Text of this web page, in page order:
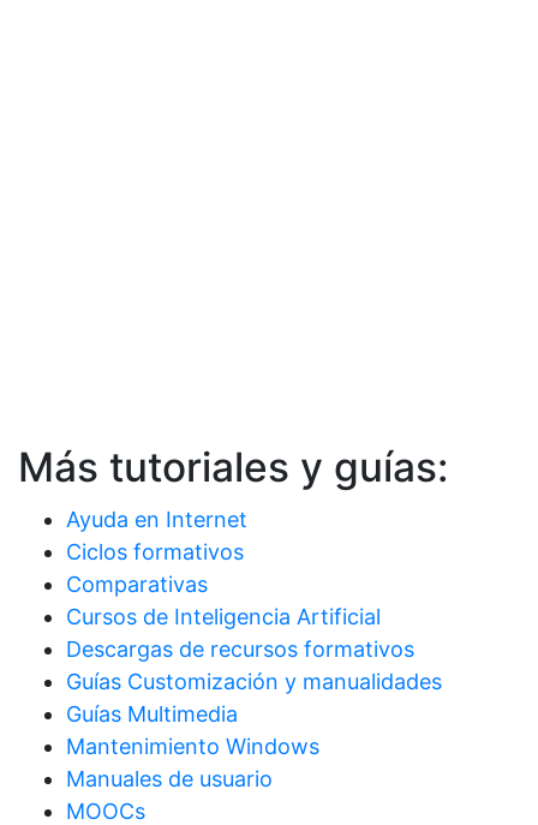
Más tutoriales y guías:
Ayuda en Internet
Ciclos formativos
Comparativas
Cursos de Inteligencia Artificial
Descargas de recursos formativos
Guías Customización y manualidades
Guías Multimedia
Mantenimiento Windows
Manuales de usuario
MOOCs